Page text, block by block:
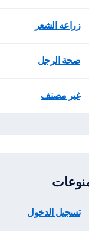
زراعه الشعر
صحة الرجل
غير مصنف
تسجيل الدخول